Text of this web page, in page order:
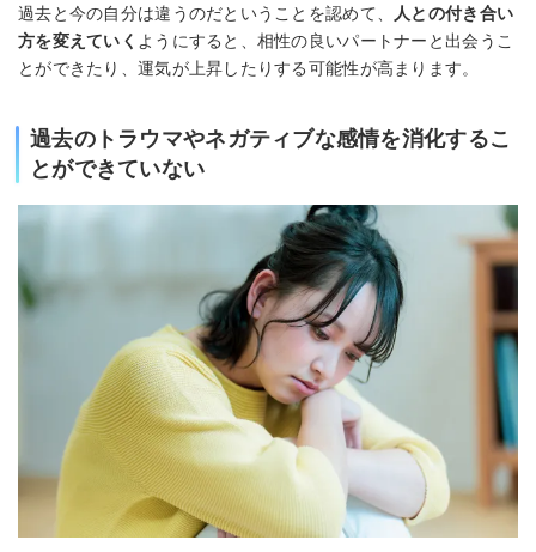
過去と今の自分は違うのだということを認めて、
人との付き合い
方を変えていく ようにすると、相性の良いパートナーと出会うこ
とができたり、運気が上昇したりする可能性が高まります。
過去のトラウマやネガティブな感情を消化するこ
とができていない